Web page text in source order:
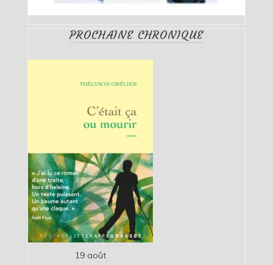
PROCHAINE CHRONIQUE
19 août